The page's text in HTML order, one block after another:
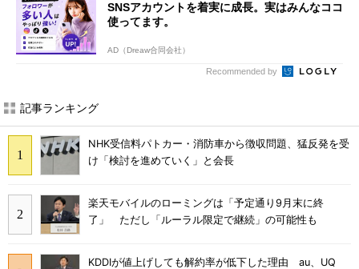
SNSアカウントを着実に成長。実はみんなココ
使ってます。
AD（Dreaw合同会社）
Recommended by
記事ランキング
NHK受信料パトカー・消防車から徴収問題、猛反発を受
け「検討を進めていく」と会長
楽天モバイルのローミングは「予定通り9月末に終
了」 ただし「ルーラル限定で継続」の可能性も
KDDIが値上げしても解約率が低下した理由 au、UQ